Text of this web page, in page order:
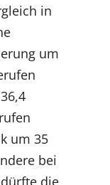
in
um
um 35
bei
die